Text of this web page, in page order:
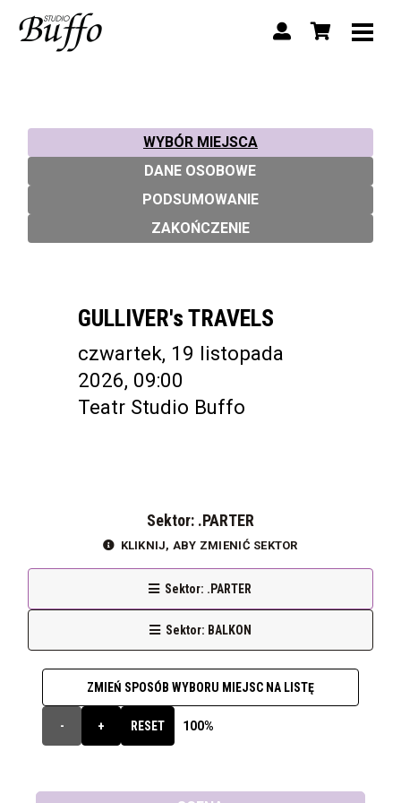
WYBÓR MIEJSCA
DANE OSOBOWE
PODSUMOWANIE
ZAKOŃCZENIE
GULLIVER's TRAVELS
czwartek, 19 listopada
2026, 09:00
Teatr Studio Buffo
Sektor: .PARTER
KLIKNIJ, ABY ZMIENIĆ SEKTOR
Sektor: .PARTER
Sektor: BALKON
ZMIEŃ SPOSÓB WYBORU MIEJSC NA LISTĘ
- + RESET 100%